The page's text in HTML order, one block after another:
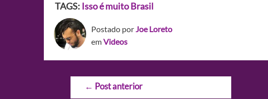
TAGS: Isso é muito Brasil
Postado porJoe Loreto
emVideos
Navegação
← Post anterior